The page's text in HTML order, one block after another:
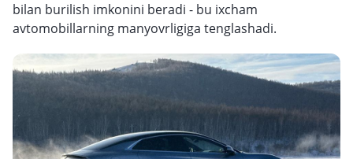
bilan burilish imkonini beradi - bu ixcham
avtomobillarning manyovrligiga tenglashadi.